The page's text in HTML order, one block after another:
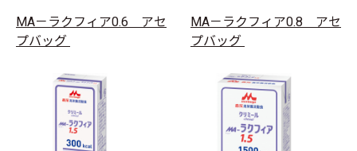
MA－ラクフィア0.6 アセ
プバッグ
MA－ラクフィア0.8 アセ
プバッグ